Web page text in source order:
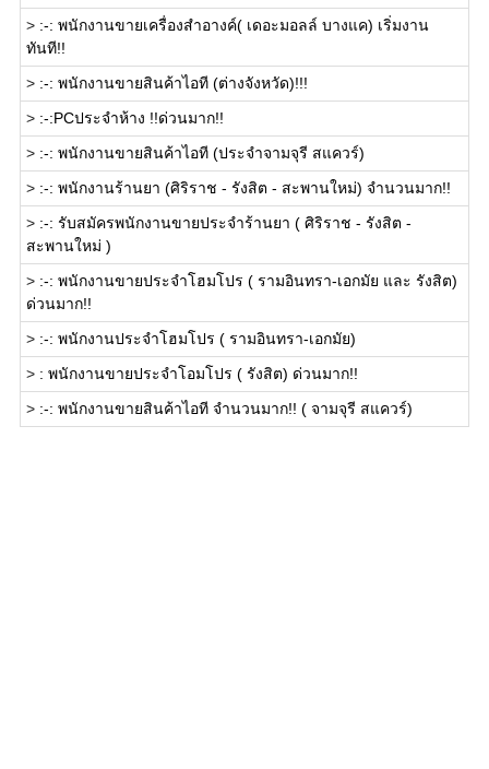
> :-: พนักงานขายเครื่องสำอางค์( เดอะมอลล์ บางแค) เริ่มงาน
ทันที!!
> :-: พนักงานขายสินค้าไอที (ต่างจังหวัด)!!!
> :-:PCประจำห้าง !!ด่วนมาก!!
> :-: พนักงานขายสินค้าไอที (ประจำจามจุรี สแควร์)
> :-: พนักงานร้านยา (ศิริราช - รังสิต - สะพานใหม่) จำนวนมาก!!
> :-: รับสมัครพนักงานขายประจำร้านยา ( ศิริราช - รังสิต -
สะพานใหม่ )
> :-: พนักงานขายประจำโฮมโปร ( รามอินทรา-เอกมัย และ รังสิต)
ด่วนมาก!!
> :-: พนักงานประจำโฮมโปร ( รามอินทรา-เอกมัย)
> : พนักงานขายประจำโอมโปร ( รังสิต) ด่วนมาก!!
> :-: พนักงานขายสินค้าไอที จำนวนมาก!! ( จามจุรี สแควร์)